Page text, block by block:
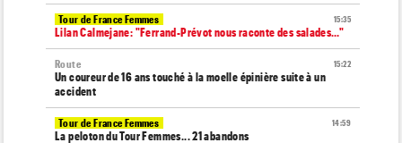
15:35
Tour de France Femmes
Lilan Calmejane: "Ferrand-Prévot nous raconte des salades…"
15:22
Route
Un coureur de 16 ans touché à la moelle épinière suite à un
accident
14:59
Tour de France Femmes
La peloton du Tour Femmes... 21 abandons